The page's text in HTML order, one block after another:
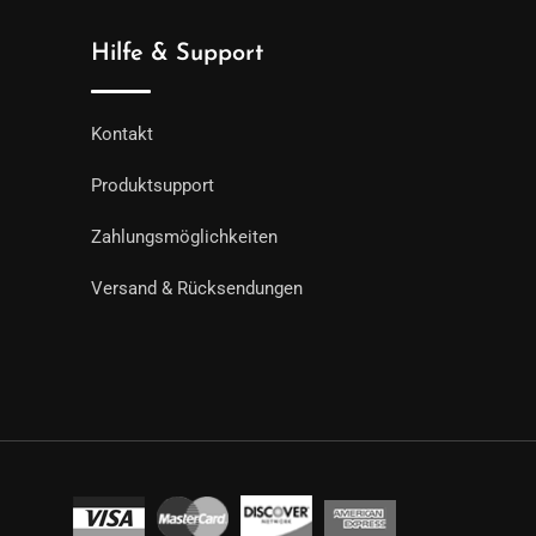
Hilfe & Support
Kontakt
Produktsupport
Zahlungsmöglichkeiten
Versand & Rücksendungen